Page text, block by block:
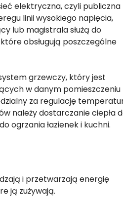
elektryczna, czyli publiczna
linii wysokiego napięcia,
lub magistrala służą do
obsługują poszczególne
grzewczy, który jest
w danym pomieszczeniu
za regulację
należy dostarczanie ciepła
ogrzania łazienek i kuchni.
i przetwarzają energię
ją zużywają.